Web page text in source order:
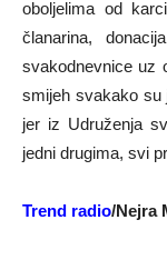
oboljelima od
članarina,
svakodnevnice uz
smijeh svakako su
jer iz Udruženja
jedni drugima, svi
Trend radio/Nejra